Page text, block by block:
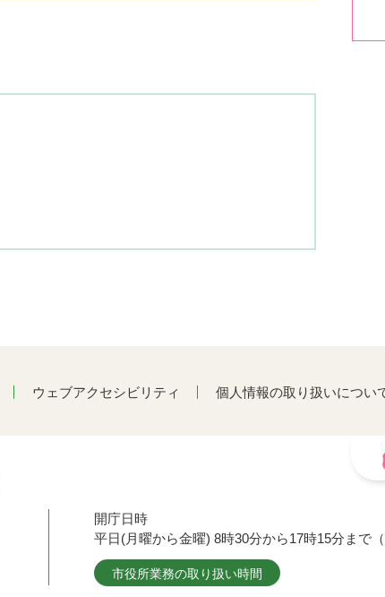
ウェブアクセシビリティ 個人情報の取り扱いについ
開庁日時
平日(月曜から金曜) 8時30分から17時15分まで
市役所業務の取り扱い時間